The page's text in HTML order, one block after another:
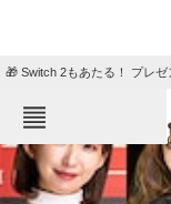
🎁 Switch 2もあたる！ プレゼ
ねとらぼメニュー
TOP